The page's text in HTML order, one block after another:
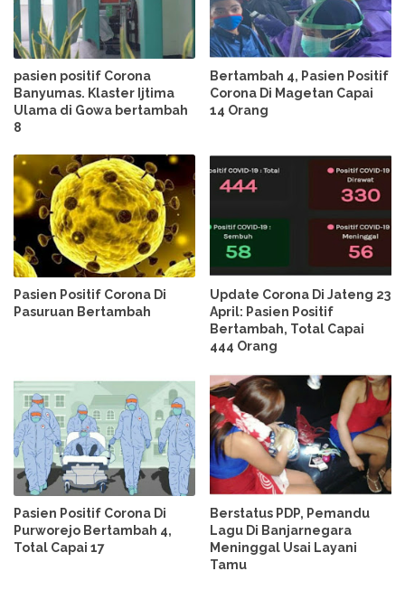
pasien positif Corona
Banyumas. Klaster Ijtima
Ulama di Gowa bertambah
8
Bertambah 4, Pasien Positif
Corona Di Magetan Capai
14 Orang
Pasien Positif Corona Di
Pasuruan Bertambah
Update Corona Di Jateng 23
April: Pasien Positif
Bertambah, Total Capai
444 Orang
Pasien Positif Corona Di
Purworejo Bertambah 4,
Total Capai 17
Berstatus PDP, Pemandu
Lagu Di Banjarnegara
Meninggal Usai Layani
Tamu